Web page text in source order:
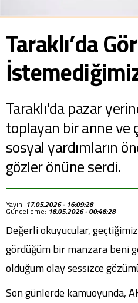
Taraklı’da
Taraklı'da pazar
toplayan bir anne ve
sosyal yardımların
gözler önüne serdi.
Yayın: 17.05.2026 - 16:09:28
Güncelleme: 18.05.2026 - 00:48:28
Değerli okuyucular,
gördüğüm bir manzara beni
olduğum olay sessizce
Son günlerde kamuoyunda,